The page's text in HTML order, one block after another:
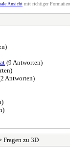
Ansicht mit richtiger
(9 Antworten)
Antworten)
Fragen zu 3D